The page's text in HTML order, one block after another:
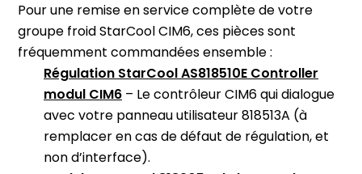
Pour une remise en service complète de votre
groupe froid StarCool CIM6, ces pièces sont
fréquemment commandées ensemble :
Régulation StarCool AS818510E Controller
modul CIM6– Le contrôleur CIM6 qui dialogue
avec votre panneau utilisateur 818513A (à
remplacer en cas de défaut de régulation, et
non d’interface).